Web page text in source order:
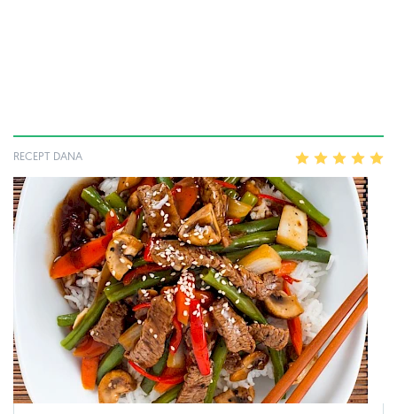
RECEPT DANA 2 3 4